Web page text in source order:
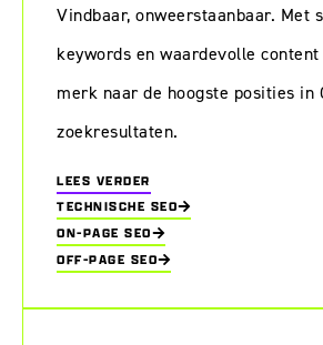
Vindbaar, onweerstaanbaar. Met
keywords en waardevolle
merk naar de hoogste posities in
zoekresultaten.
LEES VERDER
TECHNISCHE SEO
ON-PAGE SEO
OFF-PAGE SEO